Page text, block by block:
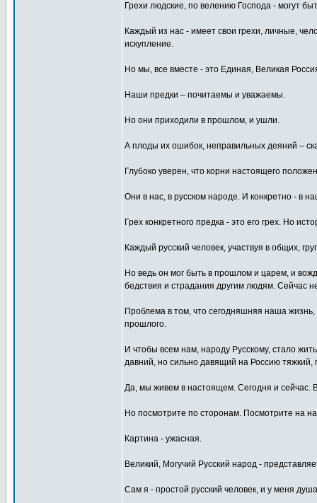
Грехи людские, по велению Господа - могут
Каждый из нас - имеет свои грехи, личные,
искупление.
Но мы, все вместе - это Единая, Великая
Наши предки – почитаемы и уважаемы.
Но они приходили в прошлом, и ушли.
А плоды их ошибок, неправильных деяний –
Глубоко уверен, что корни настоящего
Они в нас, в русском народе. И конкретно - в
Грех конкретного предка - это его грех. Но
Каждый русский человек, участвуя в общих,
Но ведь он мог быть в прошлом и царем, и
бедствия и страдания другим людям. Сейчас
Проблема в том, что сегодняшняя наша
прошлого.
И чтобы всем нам, народу Русскому, стало
давний, но сильно давящий на Россию тяжкий,
Да, мы живем в настоящем. Сегодня и сейчас.
Но посмотрите по сторонам. Посмотрите на
Картина - ужасная.
Великий, Могучий Русский народ -
Сам я - простой русский человек, и у меня